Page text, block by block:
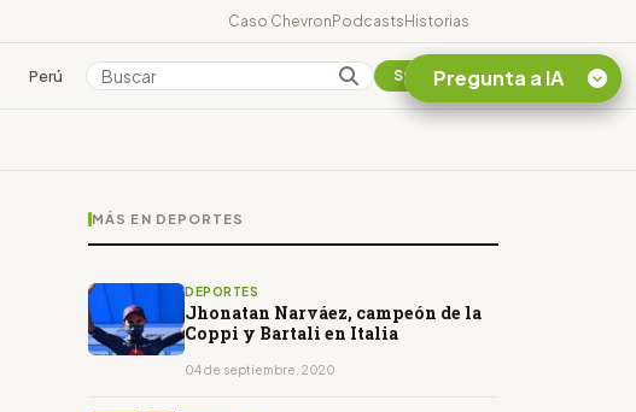
Caso ChevronPodcastsHistorias
Perú Colombia Suscribirse
MÁS EN DEPORTES
DEPORTES
Jhonatan Narváez, campeón de la
Coppi y Bartali en Italia
04 de septiembre, 2020
Pregunta a IA